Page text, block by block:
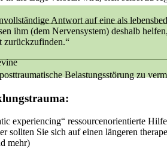
Antwort auf eine als
ihm (dem Nervensystem) deshalb
zurückzufinden.“
Belastungsstörung zu
experiencing“ ressourcenorientierte
Sie sich auf einen längeren
mehr)